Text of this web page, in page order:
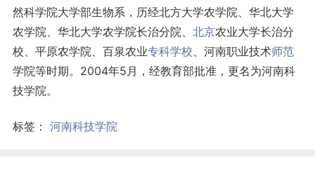
然科学院大学部生物系，历经北方大学农学院、华北大学
农学院、华北大学农学院长治分院、 北京农业大学长治分
校、平原农学院、百泉农业专科学校 、河南职业技术师范
学院等时期。2004年5月，经教育部批准，更名为河南科
技学院。
标签： 河南科技学院